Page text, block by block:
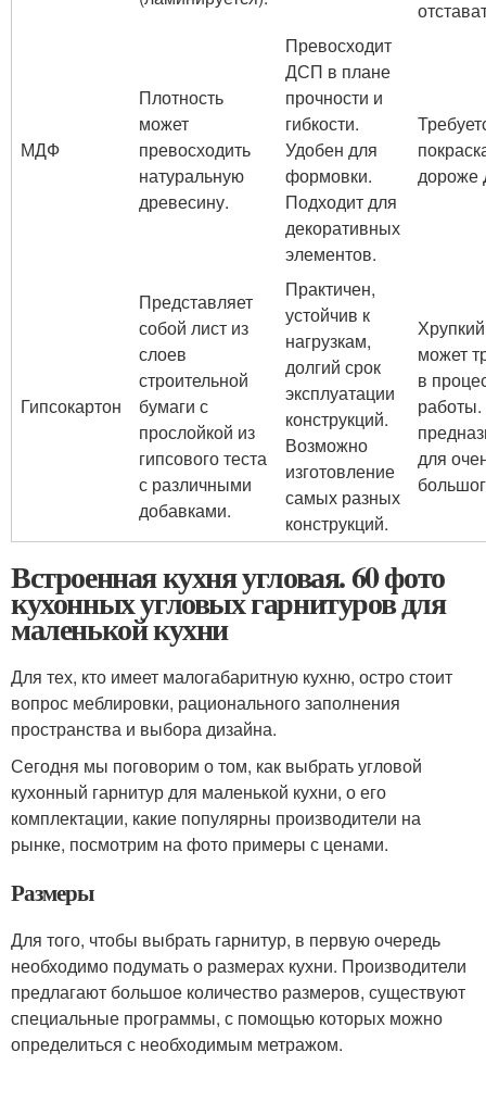
МДФ
Плотность
может
превосходить
натуральную
древесину.
Превосходит
ДСП в плане
прочности и
гибкости.
Удобен для
формовки.
Подходит для
декоративных
элементов.
Гипсокартон
Представляет
собой лист из
слоев
строительной
бумаги с
прослойкой из
гипсового теста
с различными
добавками.
Практичен,
устойчив к
нагрузкам,
долгий срок
эксплуатации
конструкций.
Возможно
изготовление
самых разных
конструкций.
может
в
для
Встроенная кухня угловая. 60 фото
кухонных угловых гарнитуров для
маленькой кухни
Для тех, кто имеет малогабаритную кухню, остро стоит
вопрос меблировки, рационального заполнения
пространства и выбора дизайна.
Сегодня мы поговорим о том, как выбрать угловой
кухонный гарнитур для маленькой кухни, о его
комплектации, какие популярны производители на
рынке, посмотрим на фото примеры с ценами.
Размеры
Для того, чтобы выбрать гарнитур, в первую очередь
необходимо подумать о размерах кухни. Производители
предлагают большое количество размеров, существуют
специальные программы, с помощью которых можно
определиться с необходимым метражом.